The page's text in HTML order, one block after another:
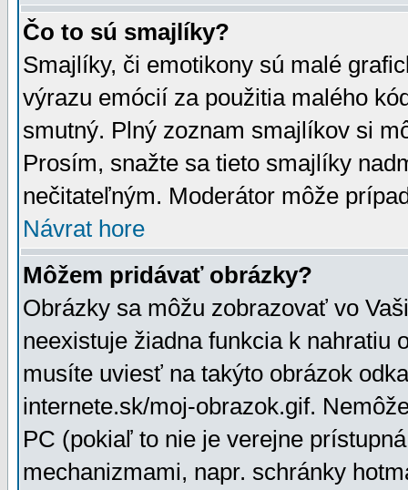
Čo to sú smajlíky?
Smajlíky, či emotikony sú malé
výrazu emócií za použitia malého
smutný. Plný zoznam smajlíkov si
Prosím, snažte sa tieto smajlíky
nečitateľným. Moderátor môže
Návrat hore
Môžem pridávať obrázky?
Obrázky sa môžu zobrazovať vo
neexistuje žiadna funkcia k nahratiu
musíte uviesť na takýto obrázok
internete.sk/moj-obrazok.gif.
PC (pokiaľ to nie je verejne
mechanizmami, napr. schránky